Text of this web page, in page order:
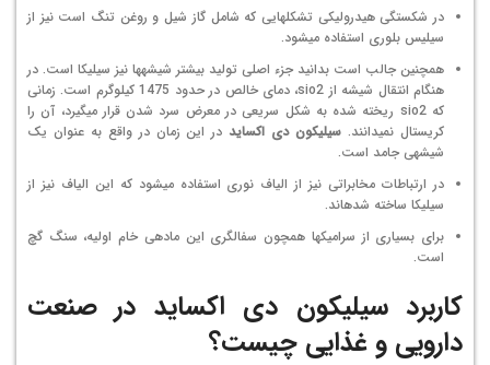
در شکستگی هیدرولیکی تشکل­هایی که شامل گاز شیل و روغن تنگ است نیز از
سیلیس بلوری استفاده می­شود.
همچنین جالب است بدانید جزء اصلی تولید بیش­تر شیشه­ها نیز سیلیکا است. در
هنگام انتقال شیشه از sio2، دمای خالص در حدود 1475 کیلوگرم است. زمانی
که sio2 ریخته شده به شکل سریعی در معرض سرد شدن قرار می­گیرد، آن را
کریستال نمی­دانند. سیلیکون دی اکساید در این زمان در واقع به عنوان یک
شیشه­ی جامد است.
در ارتباطات مخابراتی نیز از الیاف نوری استفاده می­شود که این الیاف نیز از
سیلیکا ساخته شده­اند.
برای بسیاری از سرامیک­ها همچون سفالگری این ماده­ی خام اولیه، سنگ گچ
است.
کاربرد سیلیکون دی اکساید در صنعت
دارویی و غذایی چیست؟